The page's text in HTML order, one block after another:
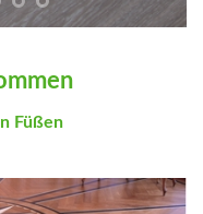
Füßen